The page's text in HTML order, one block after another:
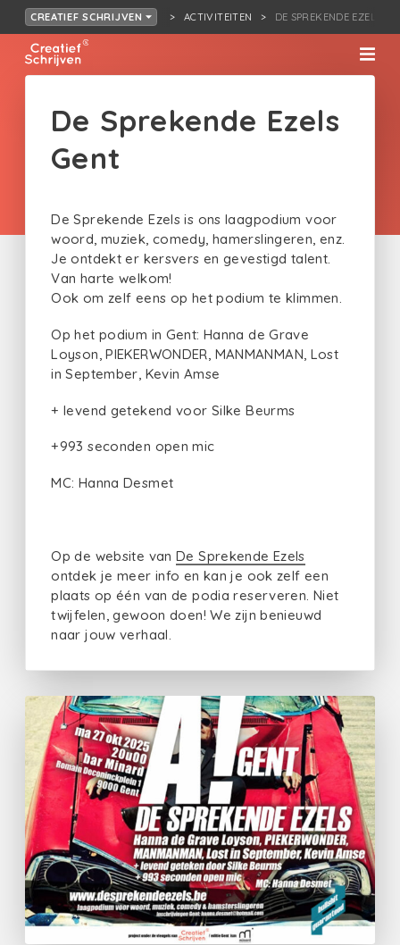
CREATIEF SCHRIJVEN ACTIVITEITEN DE SPREKENDE EZELS
De Sprekende Ezels
Gent
De Sprekende Ezels is ons laagpodium voor
woord, muziek, comedy, hamerslingeren, enz.
Je ontdekt er kersvers en gevestigd talent.
Van harte welkom!
Ook om zelf eens op het podium te klimmen.
Op het podium in Gent: Hanna de Grave
Loyson, PIEKERWONDER, MANMANMAN, Lost
in September, Kevin Amse
+ levend getekend voor Silke Beurms
+993 seconden open mic
MC: Hanna Desmet
Op de website van De Sprekende Ezels
ontdek je meer info en kan je ook zelf een
plaats op één van de podia reserveren. Niet
twijfelen, gewoon doen! We zijn benieuwd
naar jouw verhaal.